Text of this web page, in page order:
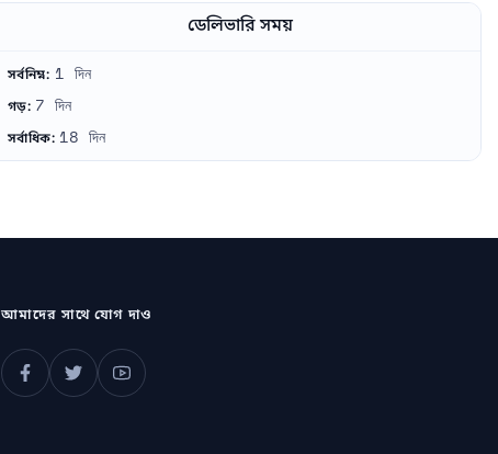
ডেলিভারি সময়
সর্বনিম্ন: 1 দিন
গড়: 7 দিন
সর্বাধিক: 18 দিন
আমাদের সাথে যোগ দাও